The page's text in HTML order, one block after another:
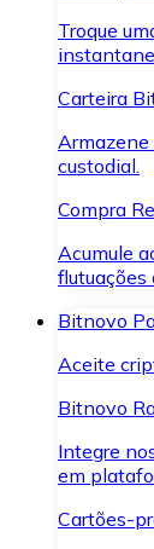
Troque
Carteira
Armazene
custodial.
Compra
Acumule
flutuações
Bitnovo
Aceite
Bitnovo
Integre
em
Cartões-